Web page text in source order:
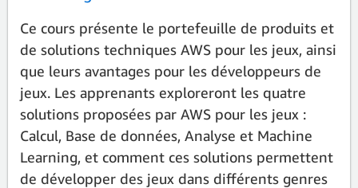
Ce cours présente le portefeuille de produits et
de solutions techniques AWS pour les jeux, ainsi
que leurs avantages pour les développeurs de
jeux. Les apprenants exploreront les quatre
solutions proposées par AWS pour les jeux :
Calcul, Base de données, Analyse et Machine
Learning, et comment ces solutions permettent
de développer des jeux dans différents genres